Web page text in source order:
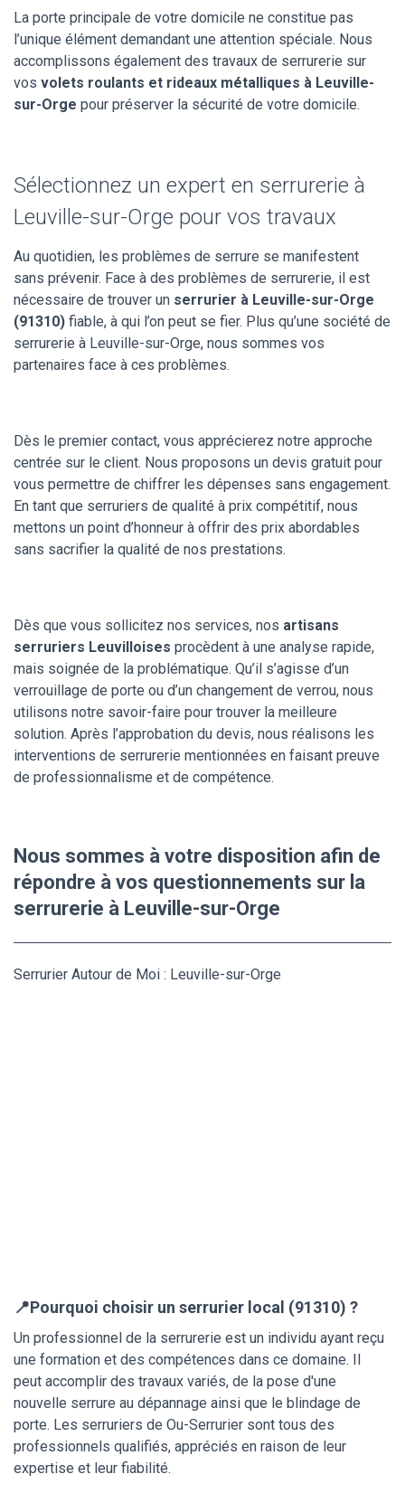
La porte principale de votre domicile ne constitue pas
l’unique élément demandant une attention spéciale. Nous
accomplissons également des travaux de serrurerie sur
vos volets roulants et rideaux métalliques à Leuville-
sur-Orge pour préserver la sécurité de votre domicile.
Sélectionnez un expert en serrurerie à
Leuville-sur-Orge pour vos travaux
Au quotidien, les problèmes de serrure se manifestent
sans prévenir. Face à des problèmes de serrurerie, il est
nécessaire de trouver un serrurier à Leuville-sur-Orge
(91310) fiable, à qui l’on peut se fier. Plus qu’une société de
serrurerie à Leuville-sur-Orge, nous sommes vos
partenaires face à ces problèmes.
Dès le premier contact, vous apprécierez notre approche
centrée sur le client. Nous proposons un devis gratuit pour
vous permettre de chiffrer les dépenses sans engagement.
En tant que serruriers de qualité à prix compétitif, nous
mettons un point d’honneur à offrir des prix abordables
sans sacrifier la qualité de nos prestations.
Dès que vous sollicitez nos services, nos artisans
serruriers Leuvilloises procèdent à une analyse rapide,
mais soignée de la problématique. Qu’il s’agisse d’un
verrouillage de porte ou d’un changement de verrou, nous
utilisons notre savoir-faire pour trouver la meilleure
solution. Après l’approbation du devis, nous réalisons les
interventions de serrurerie mentionnées en faisant preuve
de professionnalisme et de compétence.
Nous sommes à votre disposition afin de
répondre à vos questionnements sur la
serrurerie à Leuville-sur-Orge
Serrurier Autour de Moi : Leuville-sur-Orge
📍Pourquoi choisir un serrurier local (91310) ?
Un professionnel de la serrurerie est un individu ayant reçu
une formation et des compétences dans ce domaine. Il
peut accomplir des travaux variés, de la pose d'une
nouvelle serrure au dépannage ainsi que le blindage de
porte. Les serruriers de Ou-Serrurier sont tous des
professionnels qualifiés, appréciés en raison de leur
expertise et leur fiabilité.